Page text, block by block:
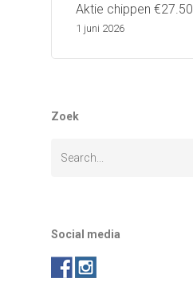
Aktie chippen €27.50
1 juni 2026
Zoek
Social media